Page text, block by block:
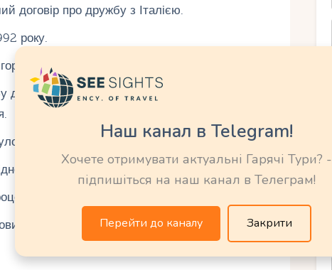
договір про дружбу з Італією.
року.
Титано стали об'єктом ЮНЕСКО.
перевороту, але зберегла
100 000 біженцям з Італії.
з Євросоюзом як із «третьою країною».
об'єднання Італії, зберігши автономію.
близько 34 000 осіб.
Наш канал в Telegram!
Хочете отримувати актуальні Гарячі Тури? -
підпишіться на наш канал в Телеграм!
Перейти до каналу Закрити